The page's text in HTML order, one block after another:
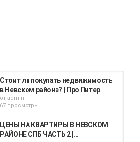
Стоит ли покупать недвижимость
в Невском районе? | Про Питер
от admin
67 просмотры
ЦЕНЫ НА КВАРТИРЫ В НЕВСКОМ
РАЙОНЕ СПБ ЧАСТЬ 2 |...